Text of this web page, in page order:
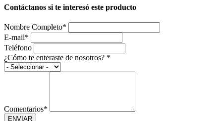
Contáctanos si te interesó este producto
Nombre Completo*
E-mail*
Teléfono
¿Cómo te enteraste de nosotros? *
Comentarios*
ENVIAR